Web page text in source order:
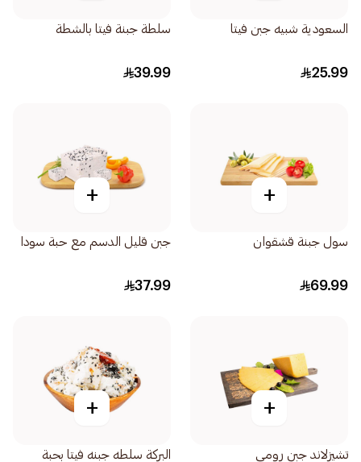
السعودية شبيه جبن فيتا
25.99
سلطة جبنة فيتا بالشطة
39.99
+
سول جبنة قشقوان
69.99
+
جبن قليل الدسم مع حبة سودا
37.99
+
تشيزلاند جبن رومى
+
البركة سلطه جبنه فيتا بحبة